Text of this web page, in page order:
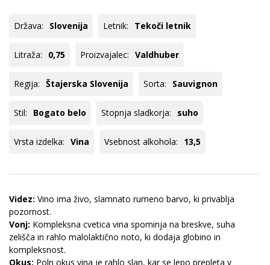
Država: Slovenija Letnik: Tekoči letnik
Litraža: 0,75 Proizvajalec: Valdhuber
Regija: Štajerska Slovenija Sorta: Sauvignon
Stil: Bogato belo Stopnja sladkorja: suho
Vrsta izdelka: Vina Vsebnost alkohola: 13,5
Videz: Vino ima živo, slamnato rumeno barvo, ki privablja
pozornost.
Vonj: Kompleksna cvetica vina spominja na breskve, suha
zelišča in rahlo malolaktično noto, ki dodaja globino in
kompleksnost.
Okus: Poln okus vina je rahlo slan, kar se lepo prepleta v